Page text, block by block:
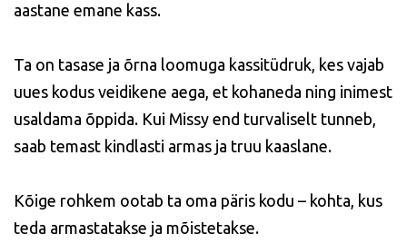
aastane emane kass.
Ta on tasase ja õrna loomuga kassitüdruk, kes vajab
uues kodus veidikene aega, et kohaneda ning inimest
usaldama õppida. Kui Missy end turvaliselt tunneb,
saab temast kindlasti armas ja truu kaaslane.
Kõige rohkem ootab ta oma päris kodu – kohta, kus
teda armastatakse ja mõistetakse.